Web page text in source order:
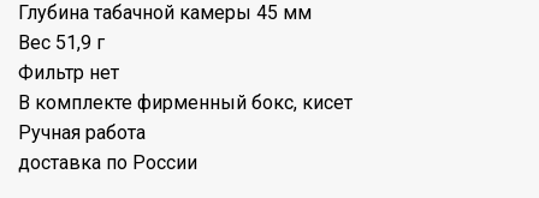
Глубина табачной камеры 45 мм
Вес 51,9 г
Фильтр нет
В комплекте фирменный бокс, кисет
Ручная работа
доставка по России